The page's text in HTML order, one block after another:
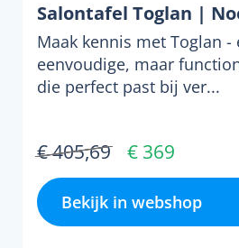
Salontafel Toglan |
Maak kennis met Toglan -
eenvoudige, maar
die perfect past bij ver...
€ 405,69 € 369
Bekijk in webshop